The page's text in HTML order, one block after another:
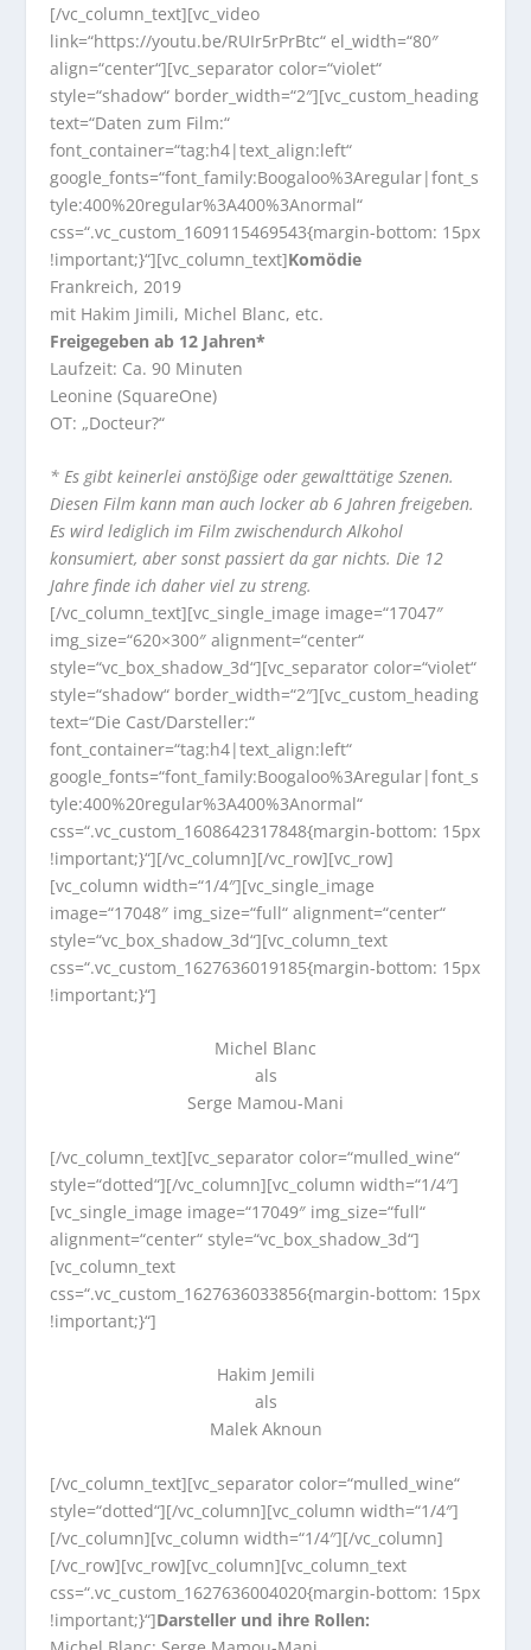
[/vc_column_text][vc_video
link=“https://youtu.be/RUIr5rPrBtc“ el_width=“80″
align=“center“][vc_separator color=“violet“
style=“shadow“ border_width=“2″][vc_custom_heading
text=“Daten zum Film:“
font_container=“tag:h4|text_align:left“
google_fonts=“font_family:Boogaloo%3Aregular|font_s
tyle:400%20regular%3A400%3Anormal“
css=“.vc_custom_1609115469543{margin-bottom: 15px
!important;}“][vc_column_text]Komödie
Frankreich, 2019
mit Hakim Jimili, Michel Blanc, etc.
Freigegeben ab 12 Jahren*
Laufzeit: Ca. 90 Minuten
Leonine (SquareOne)
OT: „Docteur?“
* Es gibt keinerlei anstößige oder gewalttätige Szenen.
Diesen Film kann man auch locker ab 6 Jahren freigeben.
Es wird lediglich im Film zwischendurch Alkohol
konsumiert, aber sonst passiert da gar nichts. Die 12
Jahre finde ich daher viel zu streng.
[/vc_column_text][vc_single_image image=“17047″
img_size=“620×300″ alignment=“center“
style=“vc_box_shadow_3d“][vc_separator color=“violet“
style=“shadow“ border_width=“2″][vc_custom_heading
text=“Die Cast/Darsteller:“
font_container=“tag:h4|text_align:left“
google_fonts=“font_family:Boogaloo%3Aregular|font_s
tyle:400%20regular%3A400%3Anormal“
css=“.vc_custom_1608642317848{margin-bottom: 15px
!important;}“][/vc_column][/vc_row][vc_row]
[vc_column width=“1/4″][vc_single_image
image=“17048″ img_size=“full“ alignment=“center“
style=“vc_box_shadow_3d“][vc_column_text
css=“.vc_custom_1627636019185{margin-bottom: 15px
!important;}“]
Michel Blanc
als
Serge Mamou-Mani
[/vc_column_text][vc_separator color=“mulled_wine“
style=“dotted“][/vc_column][vc_column width=“1/4″]
[vc_single_image image=“17049″ img_size=“full“
alignment=“center“ style=“vc_box_shadow_3d“]
[vc_column_text
css=“.vc_custom_1627636033856{margin-bottom: 15px
!important;}“]
Hakim Jemili
als
Malek Aknoun
[/vc_column_text][vc_separator color=“mulled_wine“
style=“dotted“][/vc_column][vc_column width=“1/4″]
[/vc_column][vc_column width=“1/4″][/vc_column]
[/vc_row][vc_row][vc_column][vc_column_text
css=“.vc_custom_1627636004020{margin-bottom: 15px
!important;}“]Darsteller und ihre Rollen: